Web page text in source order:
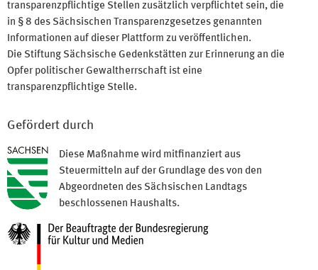
transparenzpflichtige Stellen zusätzlich verpflichtet sein, die
in § 8 des Sächsischen Transparenzgesetzes genannten
Informationen auf dieser Plattform zu veröffentlichen.
Die Stiftung Sächsische Gedenkstätten zur Erinnerung an die
Opfer politischer Gewaltherrschaft ist eine
transparenzpflichtige Stelle.
Gefördert durch
Diese Maßnahme wird mitfinanziert aus
Steuermitteln auf der Grundlage des von den
Abgeordneten des Sächsischen Landtags
beschlossenen Haushalts.